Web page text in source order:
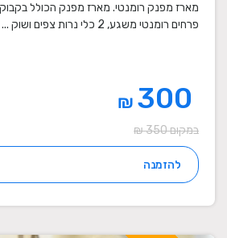
פרחים רומנטי משגע, 2 כלי נרות צפים ושוק ...
₪
במקום 350 ₪
להזמנה